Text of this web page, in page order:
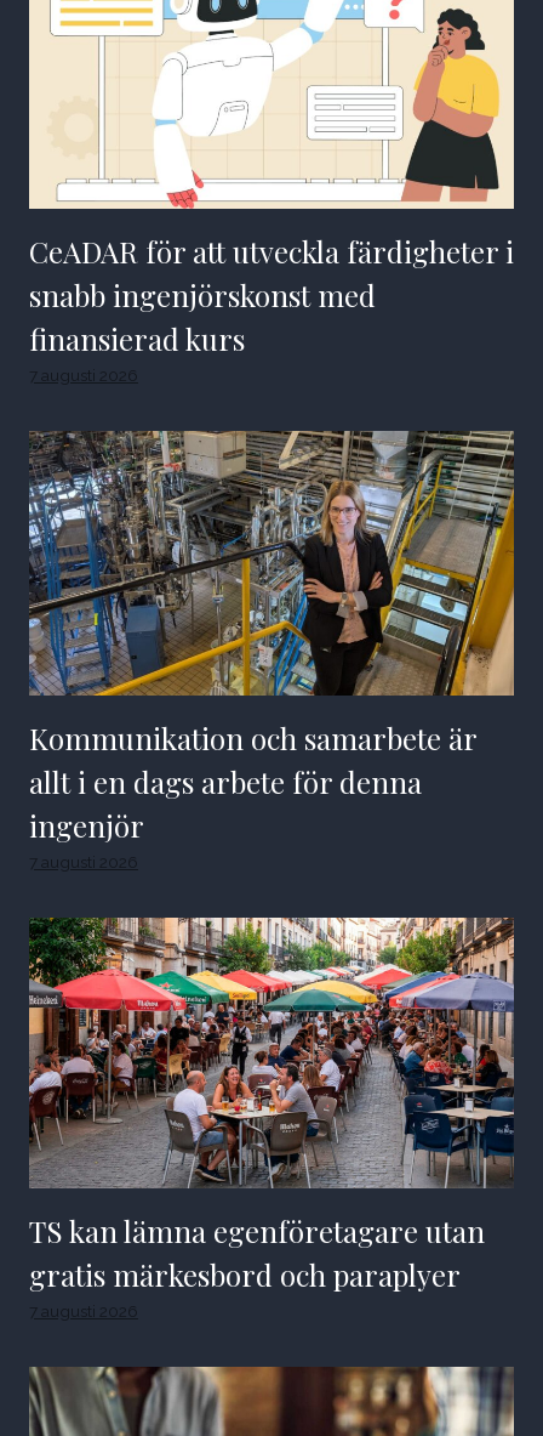
CeADAR för att utveckla färdigheter i
snabb ingenjörskonst med
finansierad kurs
7 augusti 2026
Kommunikation och samarbete är
allt i en dags arbete för denna
ingenjör
7 augusti 2026
TS kan lämna egenföretagare utan
gratis märkesbord och paraplyer
7 augusti 2026